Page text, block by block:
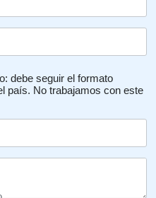
debe seguir el formato
país. No trabajamos con este